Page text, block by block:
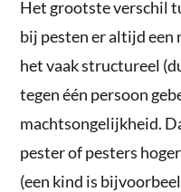
Het grootste verschil
bij pesten er altijd een
het vaak structureel
tegen één persoon
machtsongelijkheid.
pester of pesters
(een kind is